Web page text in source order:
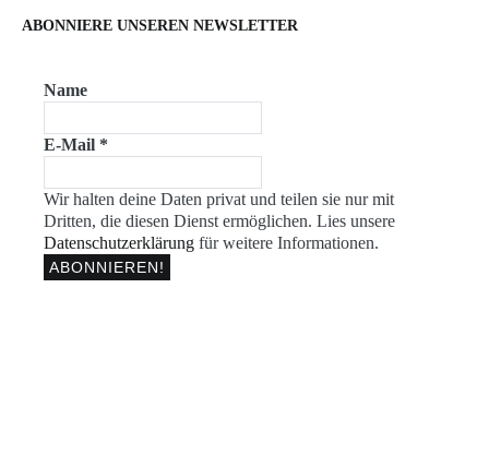
ABONNIERE UNSEREN NEWSLETTER
Name
E-Mail *
Wir halten deine Daten privat und teilen sie nur mit
Dritten, die diesen Dienst ermöglichen. Lies unsere
Datenschutzerklärung für weitere Informationen.